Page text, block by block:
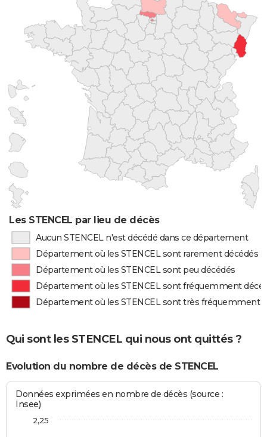
Les STENCEL par lieu de décès
Aucun STENCEL n'est décédé dans ce département
Département où les STENCEL sont rarement décédés
Département où les STENCEL sont peu décédés
Département où les STENCEL sont fréquemment
Département où les STENCEL sont très fréquemment
Qui sont les STENCEL qui nous ont quittés ?
Evolution du nombre de décès de STENCEL
Données exprimées en nombre de décès (source :
Insee)
2,25